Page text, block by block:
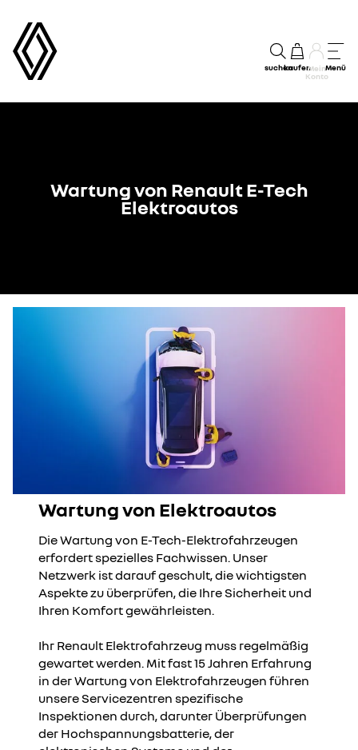
suchenkaufenMein
Konto
Menü
Wartung von Renault E-Tech
Elektroautos
Wartung von Elektroautos
Die Wartung von E-Tech-Elektrofahrzeugen
erfordert spezielles Fachwissen. Unser
Netzwerk ist darauf geschult, die wichtigsten
Aspekte zu überprüfen, die Ihre Sicherheit und
Ihren Komfort gewährleisten.​​
Ihr Renault Elektrofahrzeug muss regelmäßig
gewartet werden. Mit fast 15 Jahren Erfahrung
in der Wartung von Elektrofahrzeugen führen
unsere Servicezentren spezifische
Inspektionen durch, darunter Überprüfungen
der Hochspannungsbatterie, der